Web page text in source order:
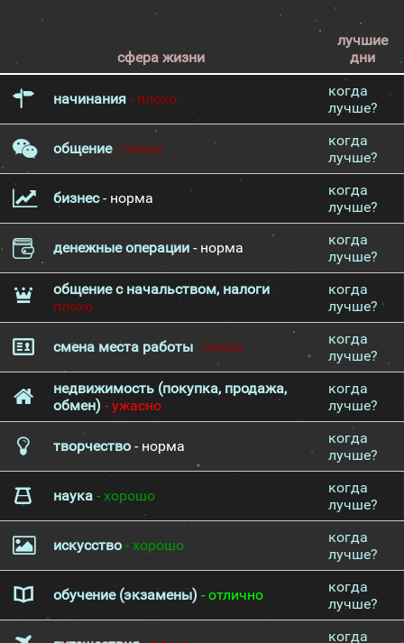
сфера жизни
лучшие
дни
начинания - плохо
когда
лучше?
общение- плохо
когда
лучше?
бизнес- норма
когда
лучше?
денежные операции - норма
когда
лучше?
общение с начальством, налоги -
плохо
когда
лучше?
смена места работы - плохо
когда
лучше?
недвижимость (покупка, продажа,
обмен) - ужасно
когда
лучше?
творчество - норма
когда
лучше?
наука - хорошо
когда
лучше?
искусство - хорошо
когда
лучше?
обучение (экзамены) - отлично
когда
лучше?
когда